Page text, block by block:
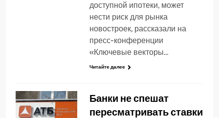
доступной ипотеки, может
нести риск для рынка
новостроек, рассказали на
пресс-конференции
«Ключевые векторы…
Читайте далее
Банки не спешат
пересматривать ставки